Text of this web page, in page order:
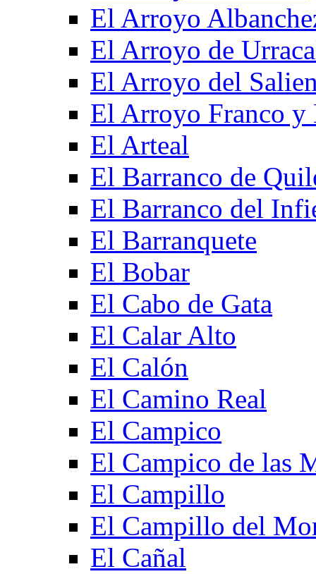
El Arroyo
El Arroyo de
El Arroyo del
El Arroyo Franco y
El Arteal
El Barranco de
El Barranco del
El Barranquete
El Bobar
El Cabo de Gata
El Calar Alto
El Calón
El Camino Real
El Campico
El Campico de las
El Campillo
El Campillo del
El Cañal